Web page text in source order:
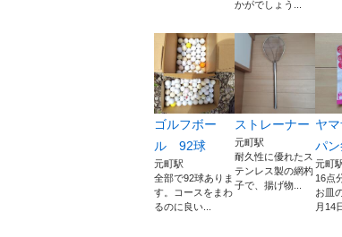
かがでしょう...
ゴルフボー
ル 92球
元町駅
全部で92球ありま
す。コースをまわ
るのに良い...
ストレーナー
元町駅
耐久性に優れたス
テンレス製の網杓
子で、揚げ物...
ヤ
パン
元町
16点
お皿
月14